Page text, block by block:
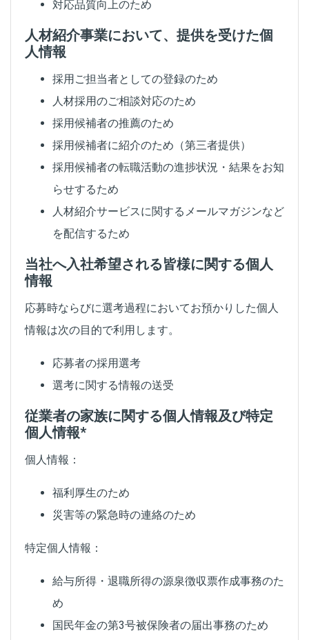
対応品質向上のため
人材紹介事業において、提供を受けた個
人情報
採用ご担当者としての登録のため
人材採用のご相談対応のため
採用候補者の推薦のため
採用候補者に紹介のため（第三者提供）
採用候補者の転職活動の進捗状況・結果をお知
らせするため
人材紹介サービスに関するメールマガジンなど
を配信するため
当社へ入社希望される皆様に関する個人
情報
応募時ならびに選考過程においてお預かりした個人
情報は次の目的で利用します。
応募者の採用選考
選考に関する情報の送受
従業者の家族に関する個人情報及び特定
個人情報*
個人情報：
福利厚生のため
災害等の緊急時の連絡のため
特定個人情報：
給与所得・退職所得の源泉徴収票作成事務のた
め
国民年金の第3号被保険者の届出事務のため